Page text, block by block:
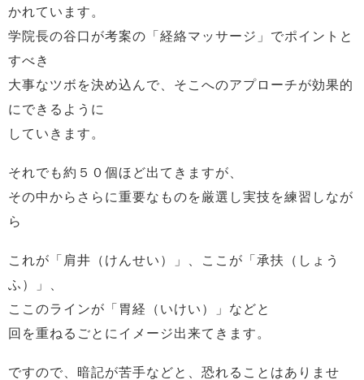
かれています。
学院長の谷口が考案の「経絡マッサージ」でポイントと
すべき
大事なツボを決め込んで、そこへのアプローチが効果的
にできるように
していきます。
それでも約５０個ほど出てきますが、
その中からさらに重要なものを厳選し実技を練習しなが
ら
これが「肩井（けんせい）」、ここが「承扶（しょう
ふ）」、
ここのラインが「胃経（いけい）」などと
回を重ねるごとにイメージ出来てきます。
ですので、暗記が苦手などと、恐れることはありませ